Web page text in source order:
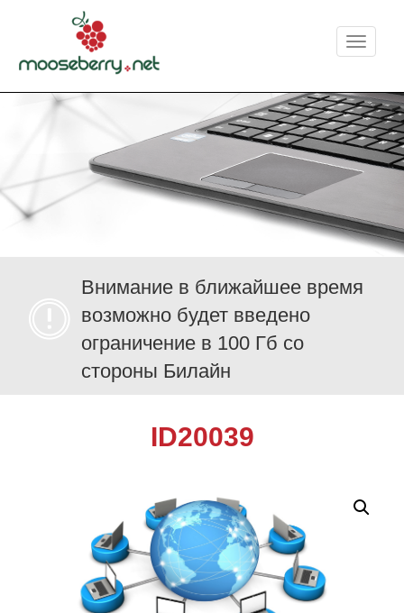
Меню
Внимание в ближайшее время
возможно будет введено
ограничение в 100 Гб со
стороны Билайн
ID20039